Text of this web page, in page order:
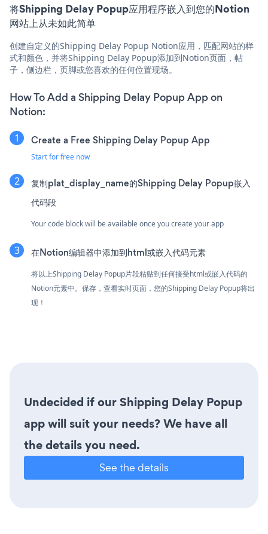
将Shipping Delay Popup应用程序嵌入到您的Notion
网站上从未如此简单
创建自定义的Shipping Delay Popup Notion应用，匹配网站的样
式和颜色，并将Shipping Delay Popup添加到Notion页面，帖
子，侧边栏，页脚或您喜欢的任何位置现场。
How To Add a Shipping Delay Popup App on
Notion:
Create a Free Shipping Delay Popup App
Start for free now
复制plat_display_name的Shipping Delay Popup嵌入
代码段
Your code block will be available once you create your app
在Notion编辑器中添加到html或嵌入代码元素
将以上Shipping Delay Popup片段粘贴到任何接受html或嵌入代码的
Notion元素中。保存，查看实时页面，您的Shipping Delay Popup将出
现！
Undecided if our Shipping Delay Popup
app will suit your needs? We have all
the details you need.
See the details